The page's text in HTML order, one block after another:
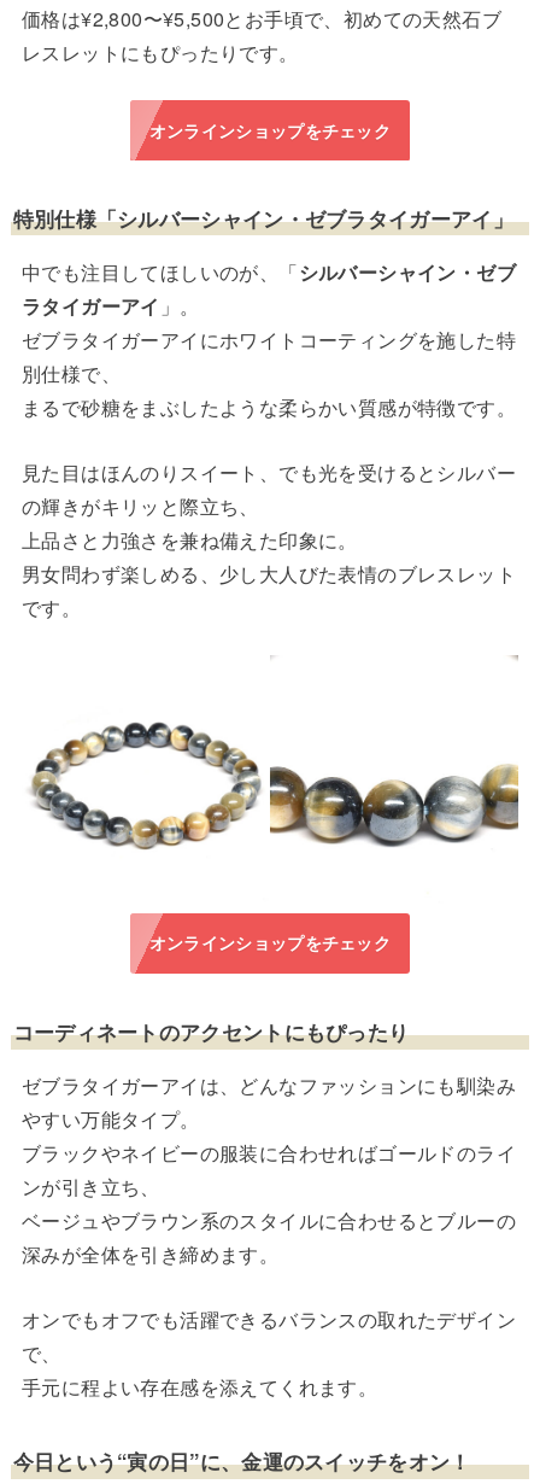
価格は¥2,800〜¥5,500とお手頃で、初めての天然石ブ
レスレットにもぴったりです。
オンラインショップをチェック
特別仕様「シルバーシャイン・ゼブラタイガーアイ」
中でも注目してほしいのが、「シルバーシャイン・ゼブ
ラタイガーアイ 」。
ゼブラタイガーアイにホワイトコーティングを施した特
別仕様で、
まるで砂糖をまぶしたような柔らかい質感が特徴です。
見た目はほんのりスイート、でも光を受けるとシルバー
の輝きがキリッと際立ち、
上品さと力強さを兼ね備えた印象に。
男女問わず楽しめる、少し大人びた表情のブレスレット
です。
オンラインショップをチェック
コーディネートのアクセントにもぴったり
ゼブラタイガーアイは、どんなファッションにも馴染み
やすい万能タイプ。
ブラックやネイビーの服装に合わせればゴールドのライ
ンが引き立ち、
ベージュやブラウン系のスタイルに合わせるとブルーの
深みが全体を引き締めます。
オンでもオフでも活躍できるバランスの取れたデザイン
で、
手元に程よい存在感を添えてくれます。
今日という“寅の日”に、金運のスイッチをオン！